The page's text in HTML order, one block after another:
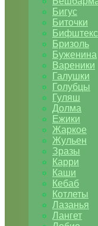
Бигус
Биточки
Бифштекс
Бризоль
Буженина
Вареники
Галушки
Голубцы
Гуляш
Долма
Ежики
Жаркое
Жульен
Зразы
Карри
Каши
Кебаб
Котлеты
Лазанья
Лангет